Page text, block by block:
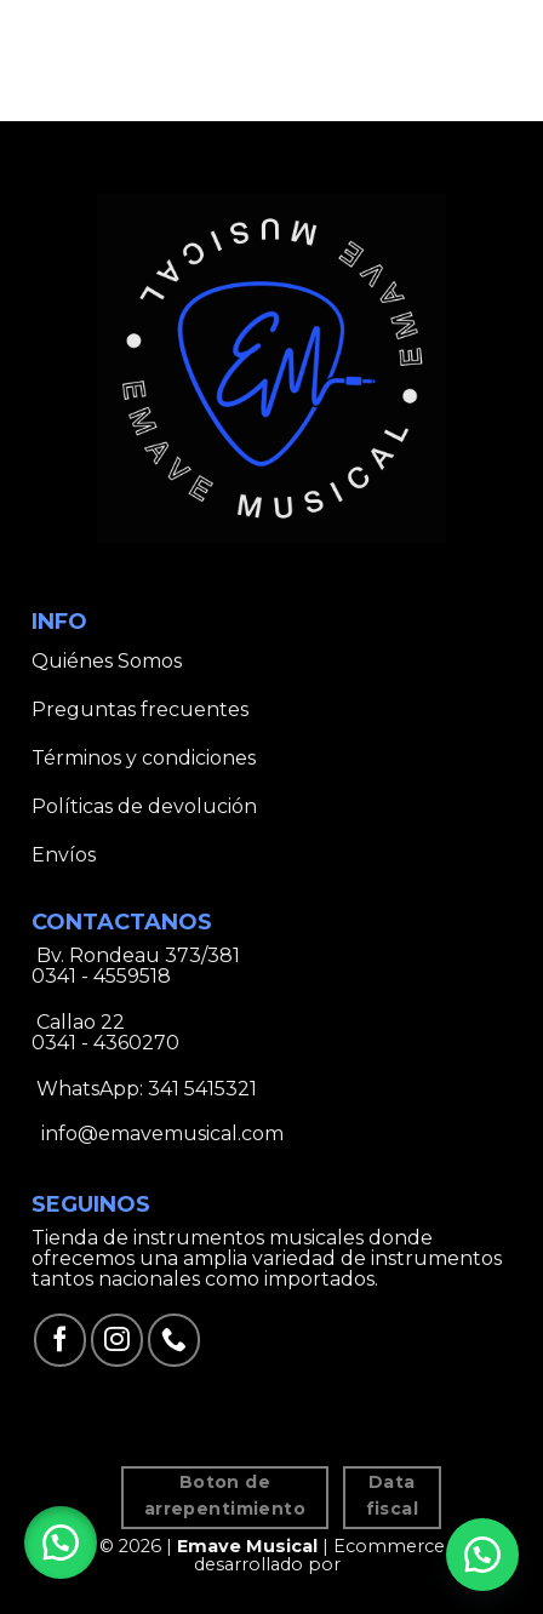
INFO
Quiénes Somos
Preguntas frecuentes
Términos y condiciones
Políticas de devolución
Envíos
CONTACTANOS
Bv. Rondeau 373/381
0341 - 4559518
Callao 22
0341 - 4360270
WhatsApp: 341 5415321
info@emavemusical.com
SEGUINOS
Tienda de instrumentos musicales donde
ofrecemos una amplia variedad de instrumentos
tantos nacionales como importados.
Boton de
arrepentimiento
Data
fiscal
© 2026 | Emave Musical
| Ecommerce
desarrollado por